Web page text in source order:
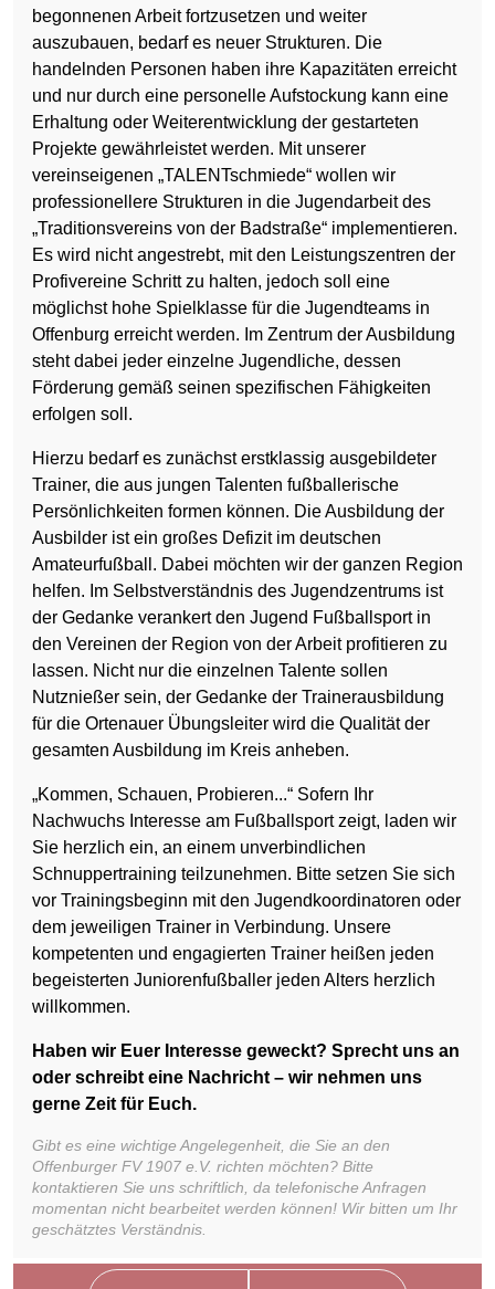
begonnenen Arbeit fortzusetzen und weiter
auszubauen, bedarf es neuer Strukturen. Die
handelnden Personen haben ihre Kapazitäten erreicht
und nur durch eine personelle Aufstockung kann eine
Erhaltung oder Weiterentwicklung der gestarteten
Projekte gewährleistet werden. Mit unserer
vereinseigenen „TALENTschmiede“ wollen wir
professionellere Strukturen in die Jugendarbeit des
„Traditionsvereins von der Badstraße“ implementieren.
Es wird nicht angestrebt, mit den Leistungszentren der
Profivereine Schritt zu halten, jedoch soll eine
möglichst hohe Spielklasse für die Jugendteams in
Offenburg erreicht werden. Im Zentrum der Ausbildung
steht dabei jeder einzelne Jugendliche, dessen
Förderung gemäß seinen spezifischen Fähigkeiten
erfolgen soll.
Hierzu bedarf es zunächst erstklassig ausgebildeter
Trainer, die aus jungen Talenten fußballerische
Persönlichkeiten formen können. Die Ausbildung der
Ausbilder ist ein großes Defizit im deutschen
Amateurfußball. Dabei möchten wir der ganzen Region
helfen. Im Selbstverständnis des Jugendzentrums ist
der Gedanke verankert den Jugend Fußballsport in
den Vereinen der Region von der Arbeit profitieren zu
lassen. Nicht nur die einzelnen Talente sollen
Nutznießer sein, der Gedanke der Trainerausbildung
für die Ortenauer Übungsleiter wird die Qualität der
gesamten Ausbildung im Kreis anheben.
„Kommen, Schauen, Probieren...“ Sofern Ihr
Nachwuchs Interesse am Fußballsport zeigt, laden wir
Sie herzlich ein, an einem unverbindlichen
Schnuppertraining teilzunehmen. Bitte setzen Sie sich
vor Trainingsbeginn mit den Jugendkoordinatoren oder
dem jeweiligen Trainer in Verbindung. Unsere
kompetenten und engagierten Trainer heißen jeden
begeisterten Juniorenfußballer jeden Alters herzlich
willkommen.
Haben wir Euer Interesse geweckt? Sprecht uns an
oder schreibt eine Nachricht – wir nehmen uns
gerne Zeit für Euch.
Gibt es eine wichtige Angelegenheit, die Sie an den
Offenburger FV 1907 e.V. richten möchten? Bitte
kontaktieren Sie uns schriftlich, da telefonische Anfragen
momentan nicht bearbeitet werden können! Wir bitten um Ihr
geschätztes Verständnis.